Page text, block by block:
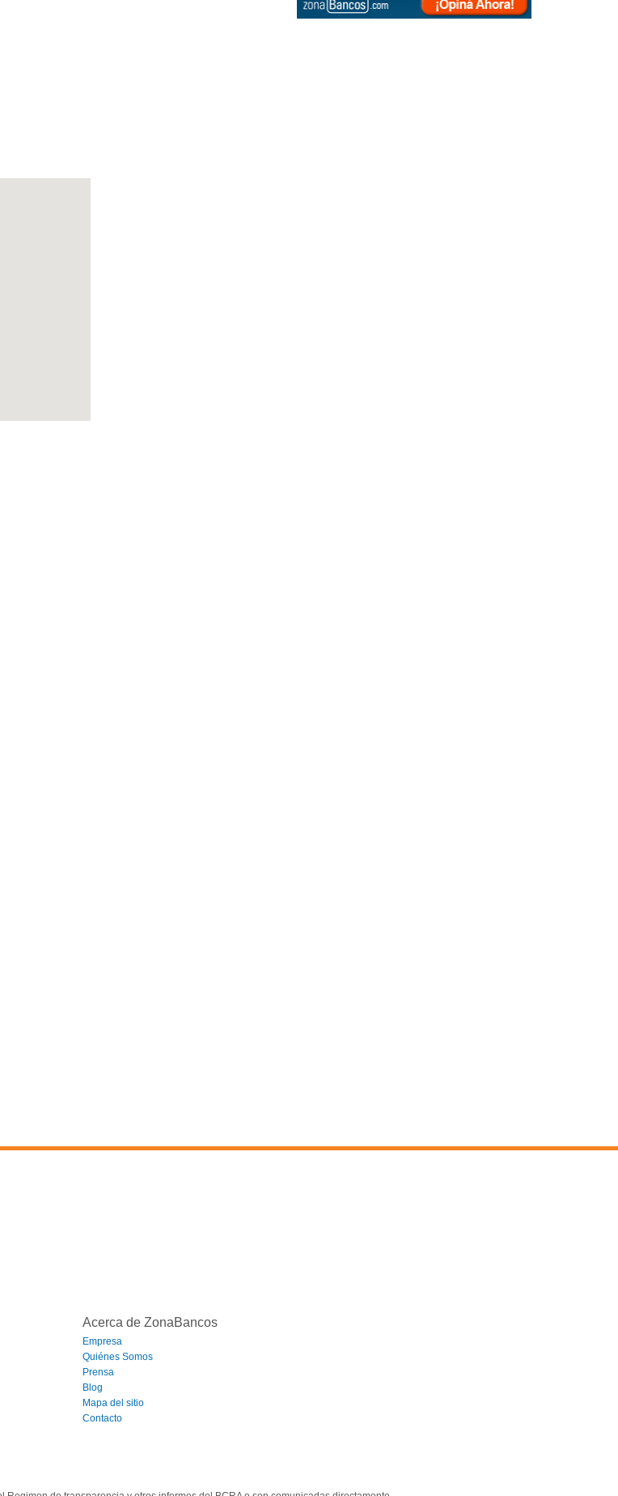
Acerca de ZonaBancos
Empresa
Quiénes Somos
Prensa
Blog
Mapa del sitio
Contacto